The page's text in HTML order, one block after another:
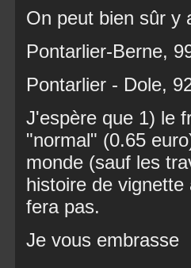
On peut bien sûr y
Pontarlier-Berne,
Pontarlier - Dole,
J'espère que 1) le
"normal" (0.65
monde (sauf les
histoire de
fera pas.
Je vous embrasse